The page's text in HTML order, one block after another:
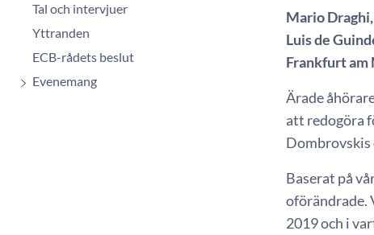
Tal och intervjuer
Yttranden
ECB-rådets beslut
Evenemang
Mario
Luis de
Frankfurt am
Ärade
att redogöra
Dombrovskis
Baserat på
oförändrade.
2019 och i